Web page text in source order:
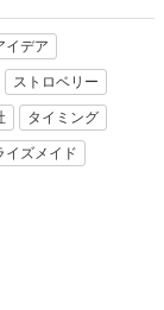
イデア
ストロベリー
タイミング
イズメイド